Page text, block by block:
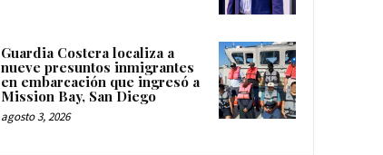
Guardia Costera localiza a
nueve presuntos inmigrantes
en embarcación que ingresó a
Mission Bay, San Diego
agosto 3, 2026